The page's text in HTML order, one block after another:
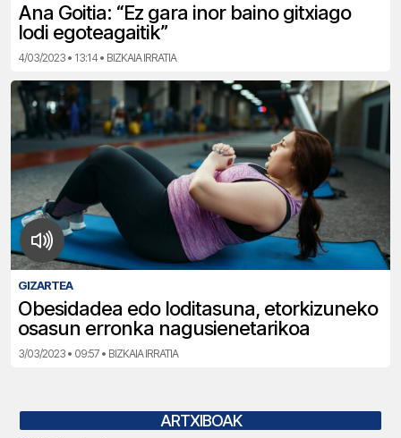
Ana Goitia: “Ez gara inor baino gitxiago
lodi egoteagaitik”
4/03/2023 • 13:14 • BIZKAIA IRRATIA
GIZARTEA
Obesidadea edo loditasuna, etorkizuneko
osasun erronka nagusienetarikoa
3/03/2023 • 09:57 • BIZKAIA IRRATIA
ARTXIBOAK